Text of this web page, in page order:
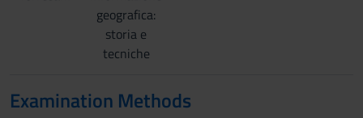
geografica:
storia e
tecniche
Examination Methods